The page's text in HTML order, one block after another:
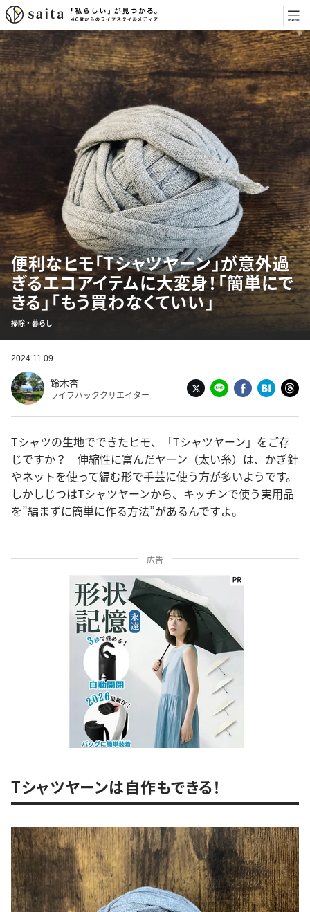
便利なヒモ「Tシャツヤーン」が意外過
ぎるエコアイテムに大変身！「簡単にで
きる」「もう買わなくていい」
掃除・暮らし
2024.11.09
鈴木杏
ライフハッククリエイター
Tシャツの生地でできたヒモ、「Tシャツヤーン」をご存
じですか？ 伸縮性に富んだヤーン（太い糸）は、かぎ針
やネットを使って編む形で手芸に使う方が多いようです。
しかしじつはTシャツヤーンから、キッチンで使う実用品
を”編まずに簡単に作る方法”があるんですよ。
広告
Tシャツヤーンは自作もできる！